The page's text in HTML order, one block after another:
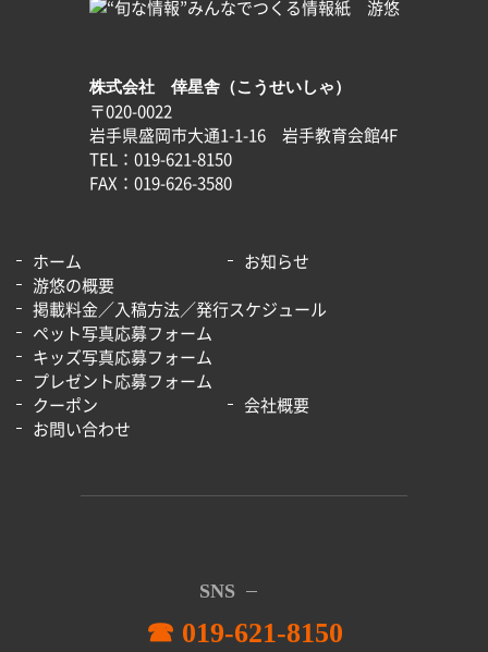
株式会社 倖星舎（こうせいしゃ）
〒020-0022
岩手県盛岡市大通1-1-16 岩手教育会館4F
TEL：019-621-8150
FAX：019-626-3580
ホーム
お知らせ
游悠の概要
掲載料金／入稿方法／発行スケジュール
ペット写真応募フォーム
キッズ写真応募フォーム
プレゼント応募フォーム
クーポン
会社概要
お問い合わせ
SNS
☎ 019-621-8150